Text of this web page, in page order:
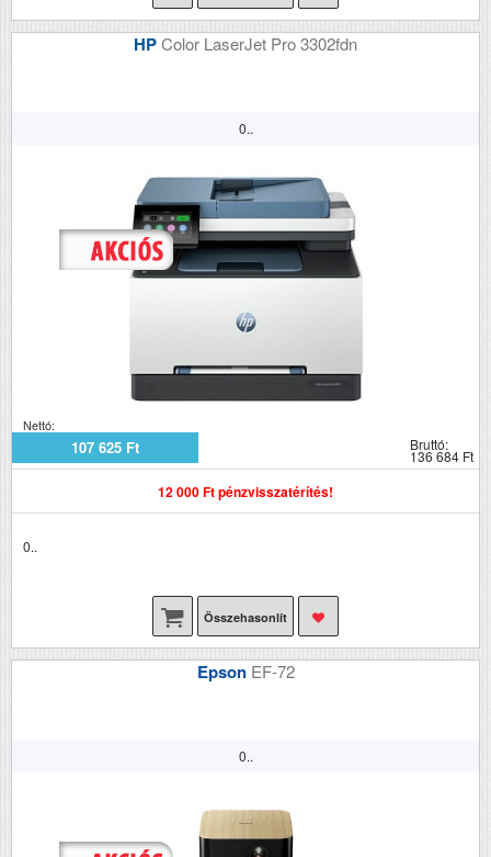
HPColor LaserJet Pro 3302fdn
0..
Nettó:
107 625 Ft Bruttó:
136 684 Ft
12 000 Ft pénzvisszatérítés!
0..
Összehasonlít
Epson EF-72
0..